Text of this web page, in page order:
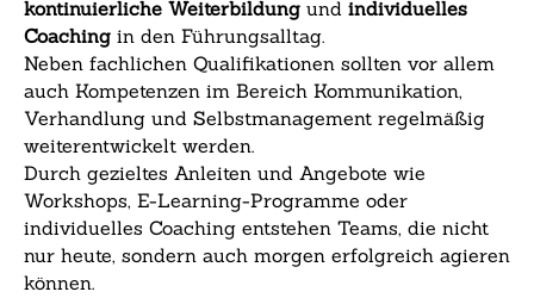
kontinuierliche Weiterbildungund individuelles
Coachingin den Führungsalltag.
Neben fachlichen Qualifikationen sollten vor allem
auch Kompetenzen im Bereich Kommunikation,
Verhandlung und Selbstmanagement regelmäßig
weiterentwickelt werden.
Durch gezieltes Anleiten und Angebote wie
Workshops, E-Learning-Programme oder
individuelles Coaching entstehen Teams, die nicht
nur heute, sondern auch morgen erfolgreich agieren
können.